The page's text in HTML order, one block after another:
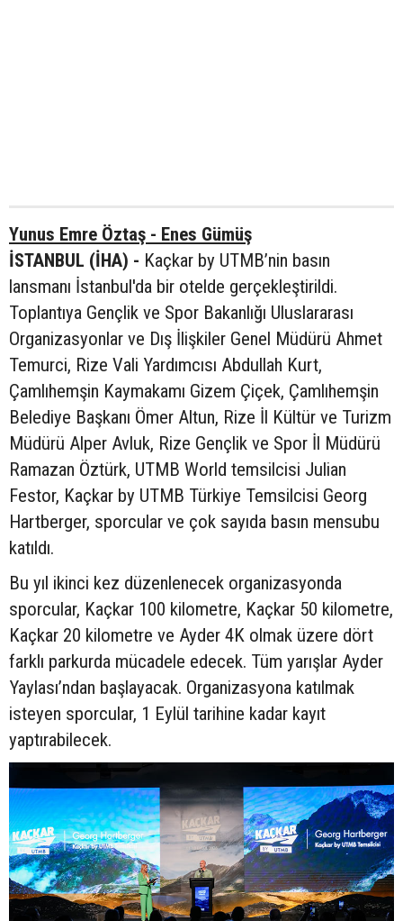
Yunus Emre Öztaş - Enes Gümüş
İSTANBUL (İHA) - Kaçkar by UTMB’nin basın
lansmanı İstanbul'da bir otelde gerçekleştirildi.
Toplantıya Gençlik ve Spor Bakanlığı Uluslararası
Organizasyonlar ve Dış İlişkiler Genel Müdürü Ahmet
Temurci, Rize Vali Yardımcısı Abdullah Kurt,
Çamlıhemşin Kaymakamı Gizem Çiçek, Çamlıhemşin
Belediye Başkanı Ömer Altun, Rize İl Kültür ve Turizm
Müdürü Alper Avluk, Rize Gençlik ve Spor İl Müdürü
Ramazan Öztürk, UTMB World temsilcisi Julian
Festor, Kaçkar by UTMB Türkiye Temsilcisi Georg
Hartberger, sporcular ve çok sayıda basın mensubu
katıldı.
Bu yıl ikinci kez düzenlenecek organizasyonda
sporcular, Kaçkar 100 kilometre, Kaçkar 50 kilometre,
Kaçkar 20 kilometre ve Ayder 4K olmak üzere dört
farklı parkurda mücadele edecek. Tüm yarışlar Ayder
Yaylası’ndan başlayacak. Organizasyona katılmak
isteyen sporcular, 1 Eylül tarihine kadar kayıt
yaptırabilecek.